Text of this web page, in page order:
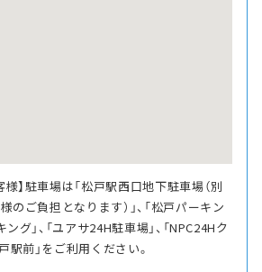
】駐車場は「松戸駅西口地下駐車場（別
ご負担となります）」、「松戸パーキン
ング」、「ユアサ24H駐車場」、「NPC24Hク
駅前」をご利用ください。